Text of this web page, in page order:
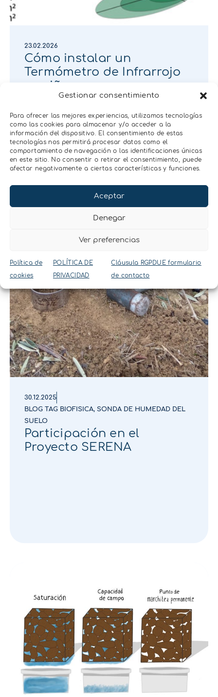
Gestionar consentimiento
Para ofrecer las mejores experiencias, utilizamos tecnologías
como las cookies para almacenar y/o acceder a la
información del dispositivo. El consentimiento de estas
tecnologías nos permitirá procesar datos como el
comportamiento de navegación o las identificaciones únicas
en este sitio. No consentir o retirar el consentimiento, puede
afectar negativamente a ciertas características y funciones.
Aceptar
Denegar
Ver preferencias
Política de
cookies
POLÍTICA DE
PRIVACIDAD
Cláusula RGPDUE formulario
de contacto
23.02.2026
Cómo instalar un
Termómetro de Infrarrojo
en viña
30.12.2025
BLOG TAG BIOFISICA, SONDA DE HUMEDAD DEL
SUELO
Participación en el
Proyecto SERENA